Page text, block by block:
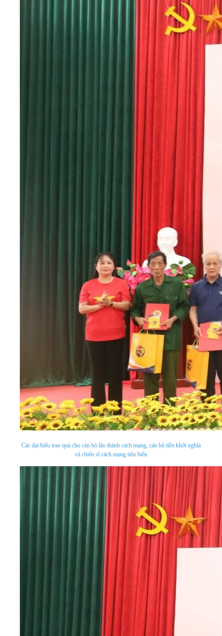
Các đại biểu trao quà cho cán bộ lão thành cách mạng, cán bộ tiền khởi nghĩa
và chiến sĩ cách mạng tiêu biểu